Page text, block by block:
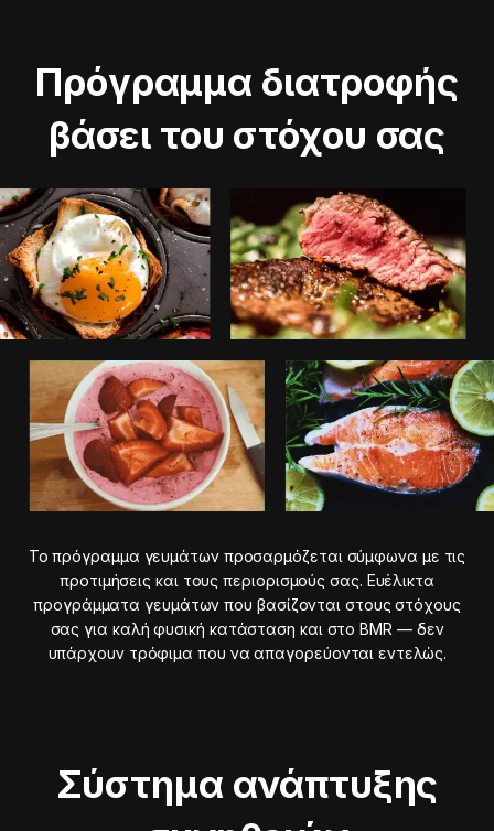
Πρόγραμμα διατροφής
βάσει του στόχου σας
Το πρόγραμμα γευμάτων προσαρμόζεται σύμφωνα με τις
προτιμήσεις και τους περιορισμούς σας. Ευέλικτα
προγράμματα γευμάτων που βασίζονται στους στόχους
σας για καλή φυσική κατάσταση και στο BMR — δεν
υπάρχουν τρόφιμα που να απαγορεύονται εντελώς.
Σύστημα ανάπτυξης